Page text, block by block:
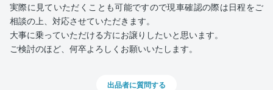
実際に見ていただくことも可能ですので現車確認の際は日程をご
相談の上、対応させていただきます。
大事に乗っていただける方にお譲りしたいと思います。
ご検討のほど、何卒よろしくお願いいたします。
出品者に質問する